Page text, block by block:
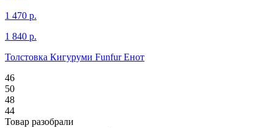
1 470 р.
1 840 р.
Толстовка Кигуруми Funfur Енот
46
50
48
44
Товар разобрали